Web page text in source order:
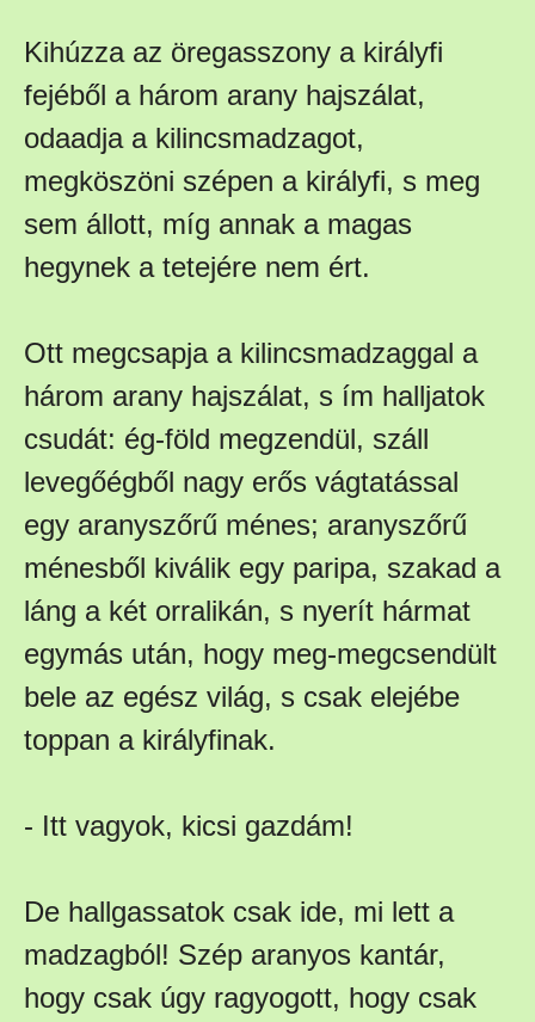
Kihúzza az öregasszony a királyfi
fejéből a három arany hajszálat,
odaadja a kilincsmadzagot,
megköszöni szépen a királyfi, s meg
sem állott, míg annak a magas
hegynek a tetejére nem ért.
Ott megcsapja a kilincsmadzaggal a
három arany hajszálat, s ím halljatok
csudát: ég-föld megzendül, száll
levegőégből nagy erős vágtatással
egy aranyszőrű ménes; aranyszőrű
ménesből kiválik egy paripa, szakad a
láng a két orralikán, s nyerít hármat
egymás után, hogy meg-megcsendült
bele az egész világ, s csak elejébe
toppan a királyfinak.
- Itt vagyok, kicsi gazdám!
De hallgassatok csak ide, mi lett a
madzagból! Szép aranyos kantár,
hogy csak úgy ragyogott, hogy csak